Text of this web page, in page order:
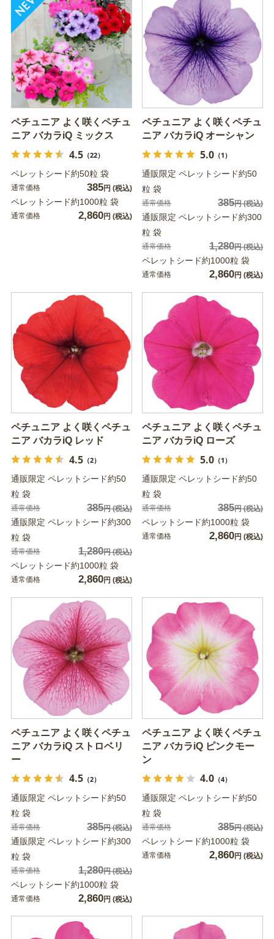
ペチュニア よく咲くペチュ
ニア バカラiQ ミックス
4.5（22）
ペレットシード約50粒 袋
通常価格 385円 (税込)
ペレットシード約1000粒 袋
通常価格 2,860円 (税込)
ペチュニア よく咲くペチュ
ニア バカラiQ オーシャン
5.0（1）
通販限定 ペレットシード約50
粒 袋
通常価格 385円(税込)
通販限定 ペレットシード約300
粒 袋
通常価格 1,280円(税込)
ペレットシード約1000粒 袋
通常価格 2,860円 (税込)
ペチュニア よく咲くペチュ
ニア バカラiQ レッド
4.5（2）
通販限定 ペレットシード約50
粒 袋
通常価格 385円(税込)
通販限定 ペレットシード約300
粒 袋
通常価格 1,280円(税込)
ペレットシード約1000粒 袋
通常価格 2,860円 (税込)
ペチュニア よく咲くペチュ
ニア バカラiQ ローズ
5.0（1）
通販限定 ペレットシード約50
粒 袋
通常価格 385円(税込)
ペレットシード約1000粒 袋
通常価格 2,860円 (税込)
ペチュニア よく咲くペチュ
ニア バカラiQ ストロベリ
ー
4.5（2）
通販限定 ペレットシード約50
粒 袋
通常価格 385円(税込)
通販限定 ペレットシード約300
粒 袋
通常価格 1,280円(税込)
ペレットシード約1000粒 袋
通常価格 2,860円 (税込)
ペチュニア よく咲くペチュ
ニア バカラiQ ピンクモー
ン
4.0（4）
通販限定 ペレットシード約50
粒 袋
通常価格 385円(税込)
ペレットシード約1000粒 袋
通常価格 2,860円 (税込)